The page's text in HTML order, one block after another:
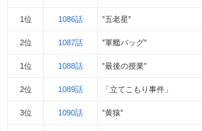
1位 1086話 ”五老星”
2位 1087話 ”軍艦バッグ”
1位 1088話 ”最後の授業”
2位 1089話 「立てこもり事件」
3位 1090話 ”黄猿”